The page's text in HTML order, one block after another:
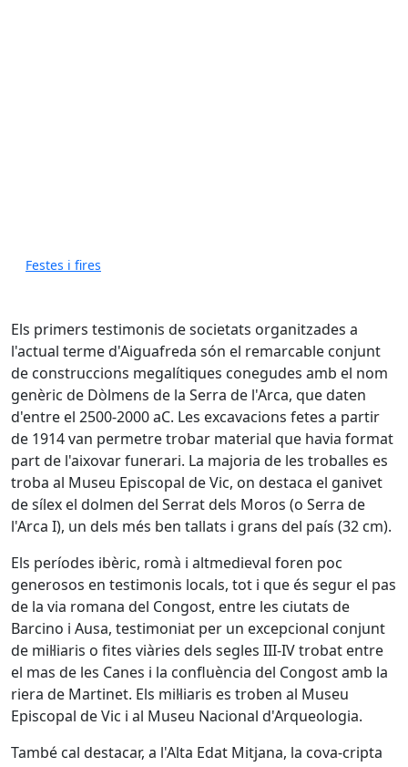
Festes i fires
Els primers testimonis de societats organitzades a
l'actual terme d'Aiguafreda són el remarcable conjunt
de construccions megalítiques conegudes amb el nom
genèric de Dòlmens de la Serra de l'Arca, que daten
d'entre el 2500-2000 aC. Les excavacions fetes a partir
de 1914 van permetre trobar material que havia format
part de l'aixovar funerari. La majoria de les troballes es
troba al Museu Episcopal de Vic, on destaca el ganivet
de sílex el dolmen del Serrat dels Moros (o Serra de
l'Arca I), un dels més ben tallats i grans del país (32 cm).
Els períodes ibèric, romà i altmedieval foren poc
generosos en testimonis locals, tot i que és segur el pas
de la via romana del Congost, entre les ciutats de
Barcino i Ausa, testimoniat per un excepcional conjunt
de mil·liaris o fites viàries dels segles III-IV trobat entre
el mas de les Canes i la confluència del Congost amb la
riera de Martinet. Els mil·liaris es troben al Museu
Episcopal de Vic i al Museu Nacional d'Arqueologia.
També cal destacar, a l'Alta Edat Mitjana, la cova-cripta